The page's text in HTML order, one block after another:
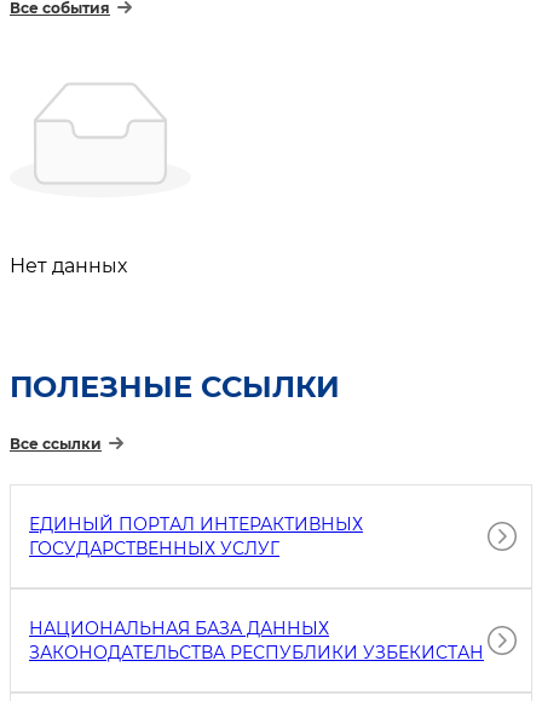
Все события
Нет данных
ПОЛЕЗНЫЕ ССЫЛКИ
Все ссылки
ЕДИНЫЙ ПОРТАЛ ИНТЕРАКТИВНЫХ
ГОСУДАРСТВЕННЫХ УСЛУГ
НАЦИОНАЛЬНАЯ БАЗА ДАННЫХ
ЗАКОНОДАТЕЛЬСТВА РЕСПУБЛИКИ УЗБЕКИСТАН